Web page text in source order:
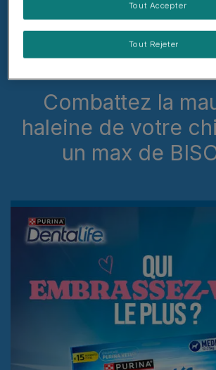
Combattez la
haleine de votre
un max de
Tout Rejeter
Tout Accepter